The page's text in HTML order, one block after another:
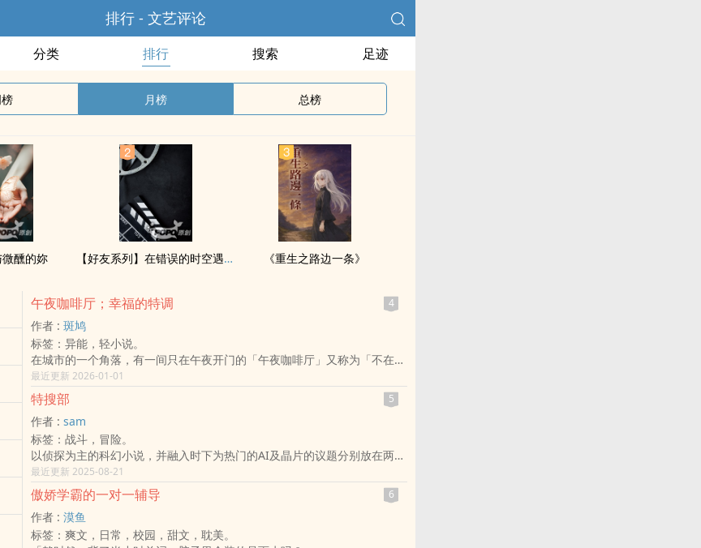
排行 - 文艺评论
分类 排行 搜索 足迹
月榜 总榜
醺的妳 【好友系列】在错误的时空遇到你 《重生之路边一条》
午夜咖啡厅；幸福的特调 4
作者 : 斑鸠
标签：异能，轻小说。
​在城市的一个角落，有一间只在午夜开门的「午夜咖啡厅」又称为「不在地
图上的咖啡厅」。这家店不收金钱，只接受一种特殊的交易：用未来的「清
醒时光」来交换一个「被时间掩埋的真相」。
​​在艾利亚斯和晓清看来，每一位走出咖啡厅的客人，无论是哭泣还是沉默，
他们的灵魂都已经轻盈了许多。他们没有挽回过去，但他们带着一份被理解
的爱，学会了如何让未来的幸福，不再被阴影所遮蔽。
​这间咖啡厅，就是时间长河中一个安静的、充满悲悯的中转站……
最近更新 2026-01-01
特搜部 5
作者 : sam
标签：战斗，冒险。
以侦探为主的科幻小说，并融入时下为热门的AI及晶片的议题分别放在两篇
篇章的故事内，并各以直述及倒述的写法来呈现，让读者可以更深入其境地
跟故事中的主角门一起去冒脸及探案。
最近更新 2025-08-21
傲娇学霸的一对一辅导 6
作者 : 漠鱼
标签：爽文，日常，校园，甜文，耽美。